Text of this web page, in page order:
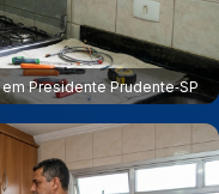
Presidente Prudente‑SP